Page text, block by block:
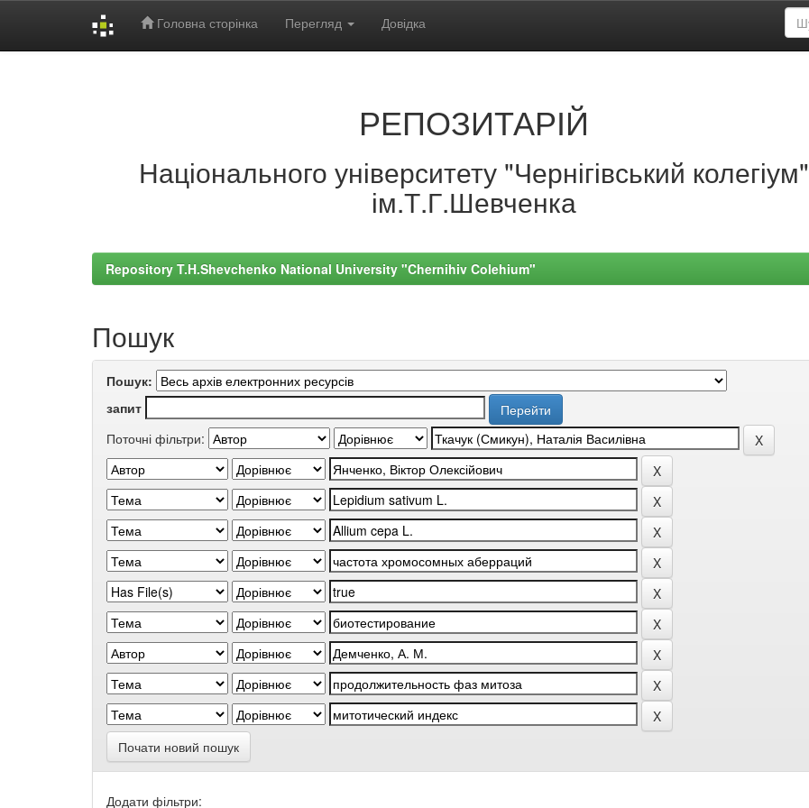
Головна сторінка Перегляд Довідка
РЕПОЗИТАРІЙ
Національного університету "Чернігівський колегіум"
ім.Т.Г.Шевченка
Repository T.H.Shevchenko National University "Chernihiv Colehium"
Пошук
Пошук:
запит
Поточні фільтри:
Почати новий пошук
Додати фільтри: